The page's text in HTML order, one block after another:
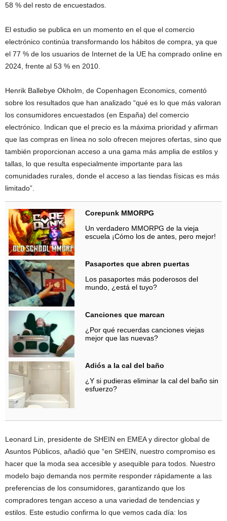
58 % del resto de encuestados.
El estudio se publica en un momento en el que el comercio
electrónico continúa transformando los hábitos de compra, ya que
el 77 % de los usuarios de Internet de la UE ha comprado online en
2024, frente al 53 % en 2010.
Henrik Ballebye Okholm, de Copenhagen Economics, comentó
sobre los resultados que han analizado “qué es lo que más valoran
los consumidores encuestados (en España) del comercio
electrónico. Indican que el precio es la máxima prioridad y afirman
que las compras en línea no solo ofrecen mejores ofertas, sino que
también proporcionan acceso a una gama más amplia de estilos y
tallas, lo que resulta especialmente importante para las
comunidades rurales, donde el acceso a las tiendas físicas es más
limitado”.
Corepunk MMORPG
Un verdadero MMORPG de la vieja
escuela ¡Cómo los de antes, pero mejor!
Pasaportes que abren puertas
Los pasaportes más poderosos del
mundo, ¿está el tuyo?
Canciones que marcan
¿Por qué recuerdas canciones viejas
mejor que las nuevas?
Adiós a la cal del baño
¿Y si pudieras eliminar la cal del baño sin
esfuerzo?
Leonard Lin, presidente de SHEIN en EMEA y director global de
Asuntos Públicos, añadió que “en SHEIN, nuestro compromiso es
hacer que la moda sea accesible y asequible para todos. Nuestro
modelo bajo demanda nos permite responder rápidamente a las
preferencias de los consumidores, garantizando que los
compradores tengan acceso a una variedad de tendencias y
estilos. Este estudio confirma lo que vemos cada día: los